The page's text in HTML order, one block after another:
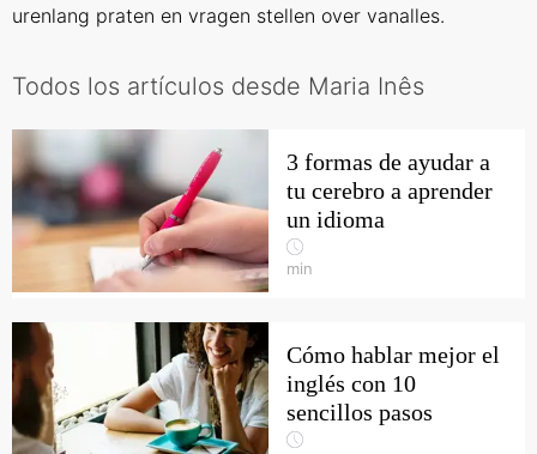
urenlang praten en vragen stellen over vanalles.
Todos los artículos desde Maria Inês
3 formas de ayudar a
tu cerebro a aprender
un idioma
min
Cómo hablar mejor el
inglés con 10
sencillos pasos